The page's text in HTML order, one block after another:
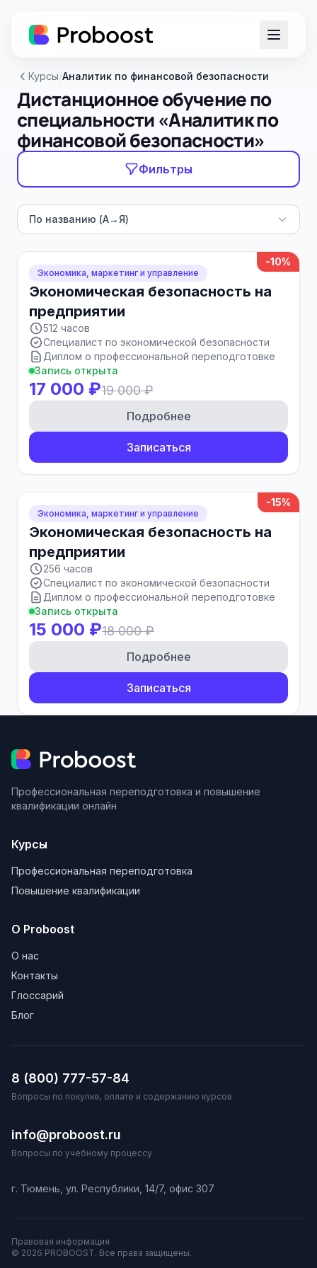
Курсы/Аналитик по финансовой безопасности
Дистанционное обучение по
специальности «Аналитик по
финансовой безопасности»
Фильтры
По названию (А→Я)
-10%
Экономика, маркетинг и управление
Экономическая безопасность на
предприятии
512 часов
Специалист по экономической безопасности
Диплом о профессиональной переподготовке
Запись открыта
17 000 ₽19 000 ₽
Подробнее
Записаться
-15%
Экономика, маркетинг и управление
Экономическая безопасность на
предприятии
256 часов
Специалист по экономической безопасности
Диплом о профессиональной переподготовке
Запись открыта
15 000 ₽18 000 ₽
Подробнее
Записаться
Профессиональная переподготовка и повышение
квалификации онлайн
Курсы
Профессиональная переподготовка
Повышение квалификации
О Proboost
О нас
Контакты
Глоссарий
Блог
8 (800) 777-57-84
Вопросы по покупке, оплате и содержанию курсов
info@proboost.ru
Вопросы по учебному процессу
г. Тюмень, ул. Республики, 14/7, офис 307
Правовая информация
© 2026 PROBOOST. Все права защищены.